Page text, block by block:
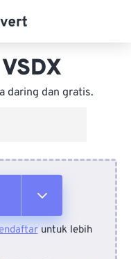
daring dan gratis.
untuk lebih